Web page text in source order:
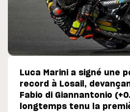
Luca Marini a signé une
record à Losail,
Fabio di Giannantonio
longtemps tenu la